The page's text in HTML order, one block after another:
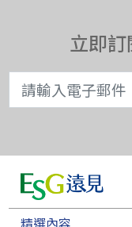
立即訂
精選內容